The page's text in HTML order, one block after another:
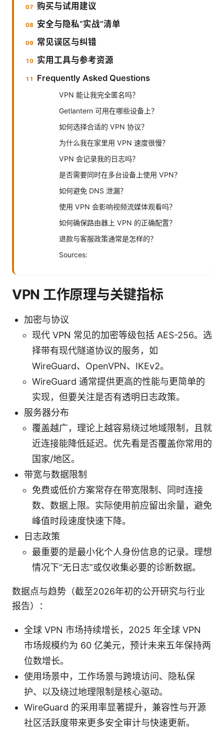
购买与试用建议
安全与隐私“实战”清单
常见误区与纠错
实用工具与参考资源
Frequently Asked Questions
VPN 能让我完全匿名吗？
Getlantern 可用在哪些设备上？
如何选择合适的 VPN 协议？
为什么我在家里用 VPN 速度很慢？
VPN 会记录我的日志吗？
是否需要同时在多台设备上使用 VPN？
如何避免 DNS 泄漏？
使用 VPN 会影响视频流媒体观看吗？
如何确保路由器上 VPN 的正确配置？
退款与客服政策通常是怎样的？
Sources:
VPN 工作原理与关键指标
加密与协议
现代 VPN 常见的加密等级包括 AES-256。选
择带有现代隧道协议的服务，如
WireGuard、OpenVPN、IKEv2。
WireGuard 通常提供更高的性能与更简单的
实现，但要关注是否有透明日志政策。
服务器分布
覆盖越广，理论上越容易绕过地域限制，且就
近连接能降低延迟。优先看是否覆盖你常用的
国家/地区。
带宽与数据限制
免费或低价方案常存在带宽限制、同时连接
数、数据上限。实际使用前应留出余量，避免
峰值时段速度快速下降。
日志政策
最重要的是最小化个人身份信息的记录。理想
情况下“无日志”或仅收集必要的诊断数据。
数据点与趋势（截至2026年初的公开研究与行业
报告）：
全球 VPN 市场持续增长，2025 年全球 VPN
市场规模约为 60 亿美元，预计未来五年保持两
位数增长。
使用场景中，工作场景与跨境访问、隐私保
护、以及绕过地理限制是核心驱动。
WireGuard 的采用率显著提升，兼容性与开源
社区活跃度带来更多安全审计与快速更新。